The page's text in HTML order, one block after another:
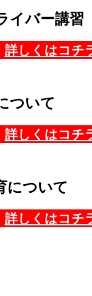
イバー講習
詳しくはコチ
ついて
詳しくはコチ
について
詳しくはコチ